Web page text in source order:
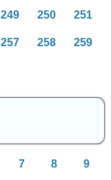
249 250 251
257 258 259
7 8 9